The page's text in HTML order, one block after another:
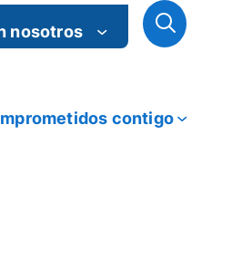
nosotros
contigo